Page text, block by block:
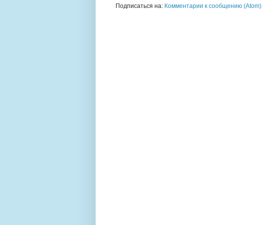
Подписаться на: Комментарии к сообщению (Atom)